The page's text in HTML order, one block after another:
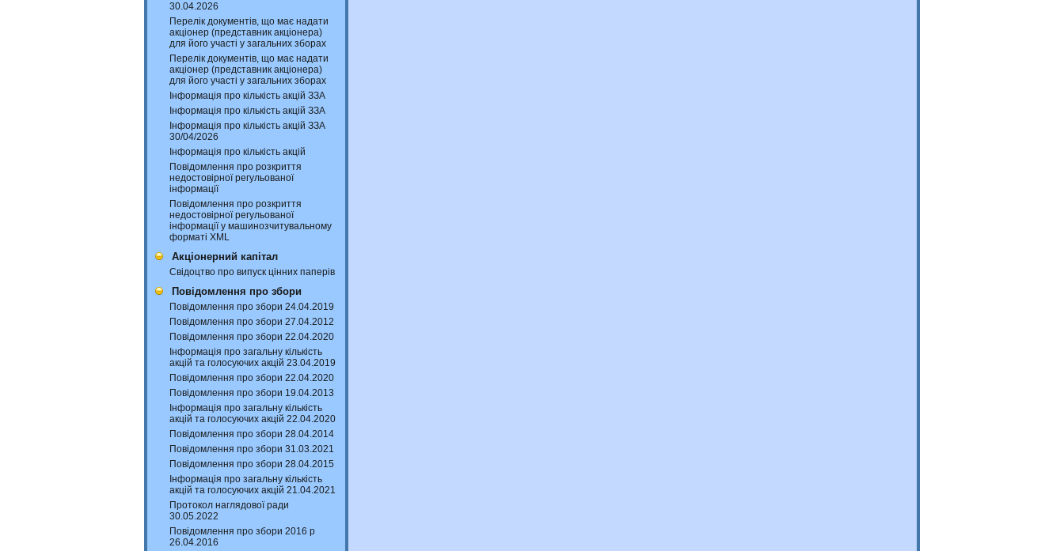
30.04.2026
Перелік документів, що має надати
акціонер (представник акціонера)
для його участі у загальних зборах
Перелік документів, що має надати
акціонер (представник акціонера)
для його участі у загальних зборах
Інформація про кількість акцій ЗЗА
Інформація про кількість акцій ЗЗА
Інформація про кількість акцій ЗЗА
30/04/2026
Інформація про кількість акцій
Повідомлення про розкриття
недостовірної регульованої
інформації
Повідомлення про розкриття
недостовірної регульованої
інформації у машинозчитувальному
форматі XML
Акціонерний капітал
Свідоцтво про випуск цінних паперів
Повідомлення про збори
Повідомлення про збори 24.04.2019
Повідомлення про збори 27.04.2012
Повідомлення про збори 22.04.2020
Інформація про загальну кількість
акцій та голосуючих акцій 23.04.2019
Повідомлення про збори 22.04.2020
Повідомлення про збори 19.04.2013
Інформація про загальну кількість
акцій та голосуючих акцій 22.04.2020
Повідомлення про збори 28.04.2014
Повідомлення про збори 31.03.2021
Повідомлення про збори 28.04.2015
Інформація про загальну кількість
акцій та голосуючих акцій 21.04.2021
Протокол наглядової ради
30.05.2022
Повідомлення про збори 2016 р
26.04.2016